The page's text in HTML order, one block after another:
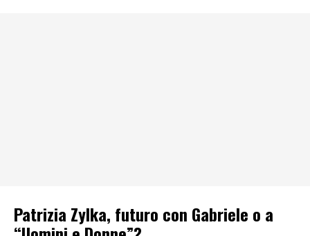
Patrizia Zylka, futuro con Gabriele o a